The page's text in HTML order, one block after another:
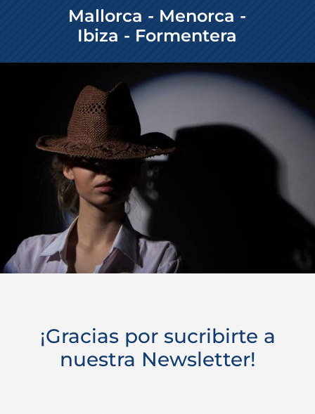
Mallorca - Menorca -
Ibiza - Formentera
¡Gracias por sucribirte a
nuestra Newsletter!